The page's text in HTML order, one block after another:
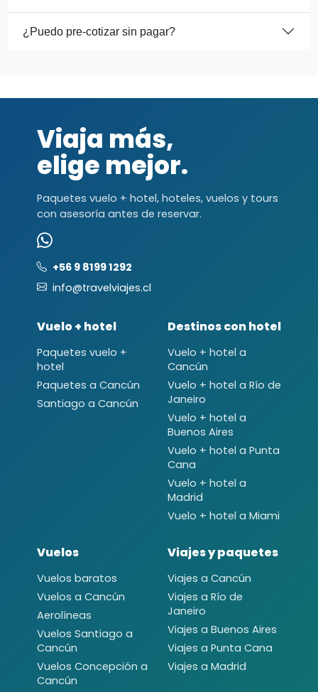
¿Puedo pre-cotizar sin pagar?
Viaja más,
elige mejor.
Paquetes vuelo + hotel, hoteles, vuelos y tours
con asesoría antes de reservar.
+56 9 8199 1292
info@travelviajes.cl
Vuelo + hotel
Paquetes vuelo +
hotel
Paquetes a Cancún
Santiago a Cancún
Destinos con hotel
Vuelo + hotel a
Cancún
Vuelo + hotel a Río de
Janeiro
Vuelo + hotel a
Buenos Aires
Vuelo + hotel a Punta
Cana
Vuelo + hotel a
Madrid
Vuelo + hotel a Miami
Vuelos
Vuelos baratos
Vuelos a Cancún
Aerolíneas
Vuelos Santiago a
Cancún
Vuelos Concepción a
Cancún
Viajes y paquetes
Viajes a Cancún
Viajes a Río de
Janeiro
Viajes a Buenos Aires
Viajes a Punta Cana
Viajes a Madrid